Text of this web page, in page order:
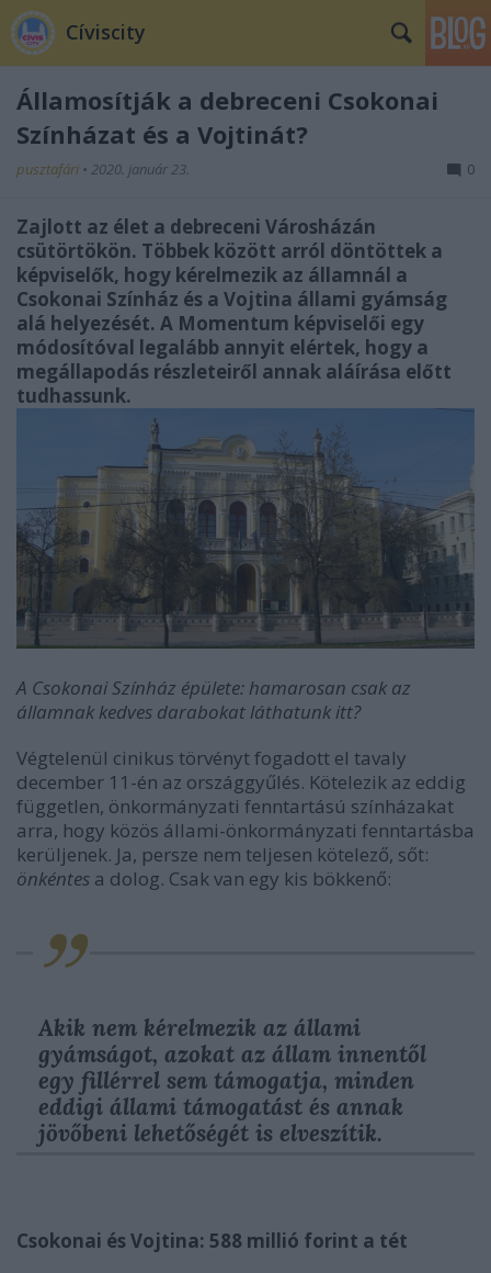
Cíviscity
Államosítják a debreceni Csokonai
Színházat és a Vojtinát?
pusztafári • 2020. január 23. 0
Zajlott az élet a debreceni Városházán
csütörtökön. Többek között arról döntöttek a
képviselők, hogy kérelmezik az államnál a
Csokonai Színház és a Vojtina állami gyámság
alá helyezését. A Momentum képviselői egy
módosítóval legalább annyit elértek, hogy a
megállapodás részleteiről annak aláírása előtt
tudhassunk.
A Csokonai Színház épülete: hamarosan csak az
államnak kedves darabokat láthatunk itt?
Végtelenül cinikus törvényt fogadott el tavaly
december 11-én az országgyűlés. Kötelezik az eddig
független, önkormányzati fenntartású színházakat
arra, hogy közös állami-önkormányzati fenntartásba
kerüljenek. Ja, persze nem teljesen kötelező, sőt:
önkéntes a dolog. Csak van egy kis bökkenő:
Akik nem kérelmezik az állami
gyámságot, azokat az állam innentől
egy fillérrel sem támogatja, minden
eddigi állami támogatást és annak
jövőbeni lehetőségét is elveszítik.
Csokonai és Vojtina: 588 millió forint a tét